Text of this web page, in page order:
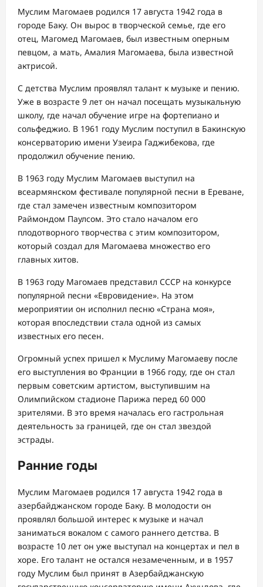
Муслим Магомаев родился 17 августа 1942 года в
городе Баку. Он вырос в творческой семье, где его
отец, Магомед Магомаев, был известным оперным
певцом, а мать, Амалия Магомаева, была известной
актрисой.
С детства Муслим проявлял талант к музыке и пению.
Уже в возрасте 9 лет он начал посещать музыкальную
школу, где начал обучение игре на фортепиано и
сольфеджио. В 1961 году Муслим поступил в Бакинскую
консерваторию имени Узеира Гаджибекова, где
продолжил обучение пению.
В 1963 году Муслим Магомаев выступил на
всеармянском фестивале популярной песни в Ереване,
где стал замечен известным композитором
Раймондом Паулсом. Это стало началом его
плодотворного творчества с этим композитором,
который создал для Магомаева множество его
главных хитов.
В 1963 году Магомаев представил СССР на конкурсе
популярной песни «Евровидение». На этом
мероприятии он исполнил песню «Страна моя»,
которая впоследствии стала одной из самых
известных его песен.
Огромный успех пришел к Муслиму Магомаеву после
его выступления во Франции в 1966 году, где он стал
первым советским артистом, выступившим на
Олимпийском стадионе Парижа перед 60 000
зрителями. В это время началась его гастрольная
деятельность за границей, где он стал звездой
эстрады.
Ранние годы
Муслим Магомаев родился 17 августа 1942 года в
азербайджанском городе Баку. В молодости он
проявлял большой интерес к музыке и начал
заниматься вокалом с самого раннего детства. В
возрасте 10 лет он уже выступал на концертах и пел в
хоре. Его талант не остался незамеченным, и в 1957
году Муслим был принят в Азербайджанскую